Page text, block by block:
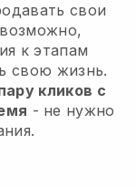
свои
к этапам
свою жизнь.
кликов с
- не нужно